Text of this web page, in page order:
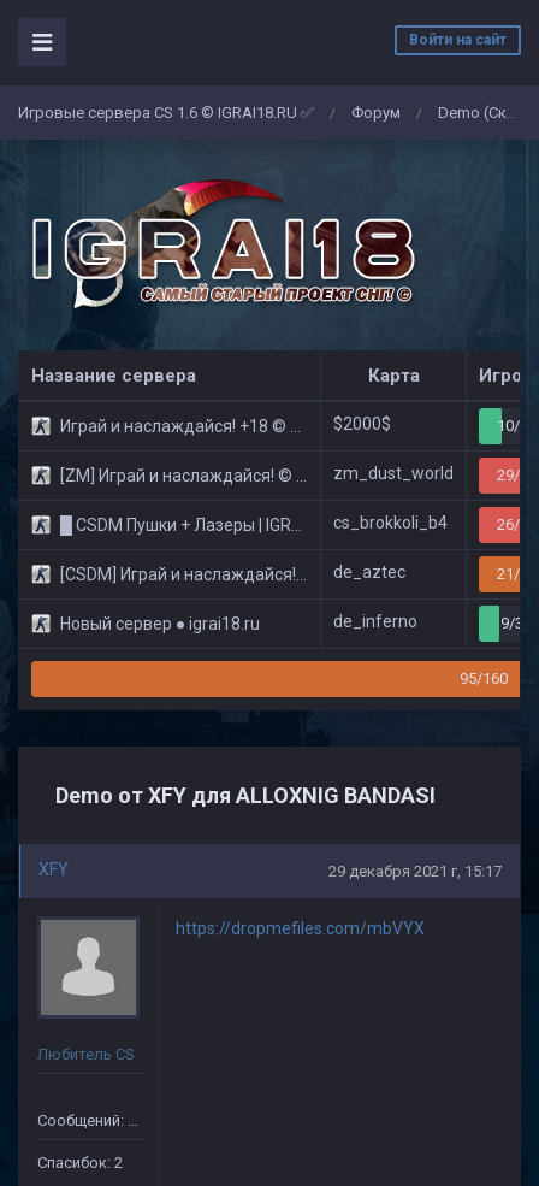
Войти на сайт
Игровые сервера CS 1.6 © IGRAI18.RU ✅ / Форум / Demo (Скриншоты)
Название сервера Карта
Играй и наслаждайся! +18 © Public $2000$ 10/32
[ZM] Играй и наслаждайся! © Zombie Show zm_dust_world 29/32
█ CSDM Пушки + Лазеры | IGRAI18.RU ツ █ cs_brokkoli_b4 26/32
[CSDM] Играй и наслаждайся! © Classic de_aztec 21/32
Новый сервер ● igrai18.ru de_inferno 9/32
95/160
Demo от XFY для ALLOXNIG BANDASI
XFY 29 декабря 2021 г, 15:17
Любитель CS
Сообщений: 10
Спасибок: 2
https://dropmefiles.com/mbVYX